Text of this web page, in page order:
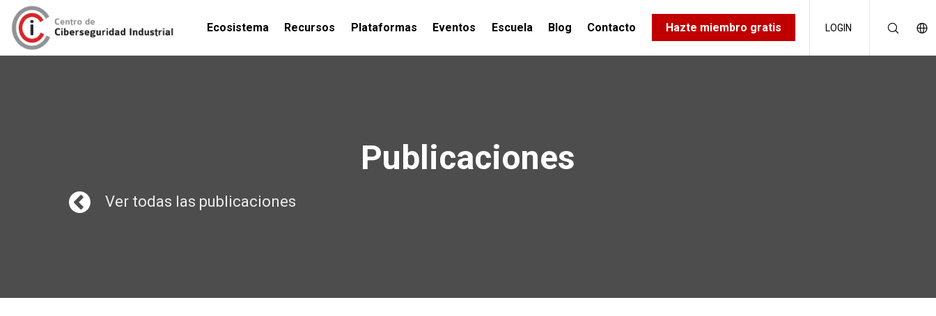
Ecosistema Recursos Plataformas Eventos Escuela Blog Contacto Hazte miembro gratis LOGIN
Publicaciones
Ver todas las publicaciones